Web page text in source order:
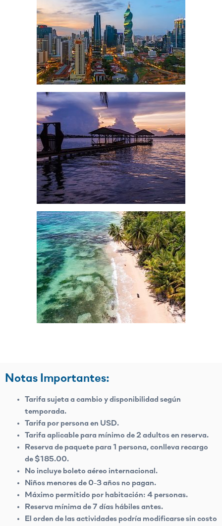
Notas Importantes:
Tarifa sujeta a cambio y disponibilidad según
temporada.
Tarifa por persona en USD.
Tarifa aplicable para mínimo de 2 adultos en reserva.
Reserva de paquete para 1 persona, conlleva recargo
de $185.00.
No incluye boleto aéreo internacional.
Niños menores de 0-3 años no pagan.
Máximo permitido por habitación: 4 personas.
Reserva mínima de 7 días hábiles antes.
El orden de las actividades podría modificarse sin costo